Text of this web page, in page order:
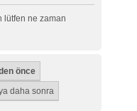
lütfen ne zaman